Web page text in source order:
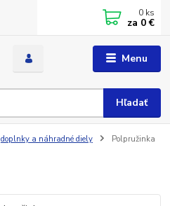
Menu
Hľadať
0 ks
za 0 €
doplnky a náhradné diely Polpružinka